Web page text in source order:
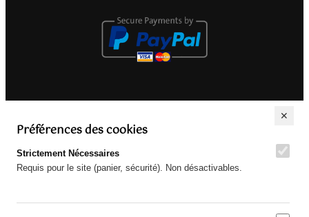
✕
Préférences des cookies
Strictement Nécessaires
Requis pour le site (panier, sécurité). Non désactivables.